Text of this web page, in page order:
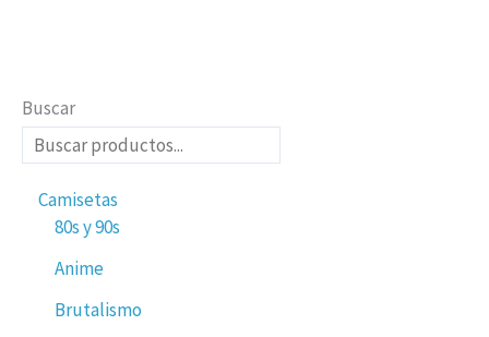
Buscar
Camisetas
80s y 90s
Anime
Brutalismo